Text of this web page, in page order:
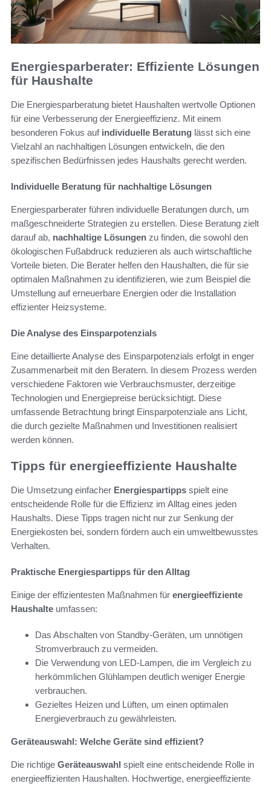
Energiesparberater: Effiziente Lösungen
für Haushalte
Die Energiesparberatung bietet Haushalten wertvolle Optionen
für eine Verbesserung der Energieeffizienz. Mit einem
besonderen Fokus auf individuelle Beratung lässt sich eine
Vielzahl an nachhaltigen Lösungen entwickeln, die den
spezifischen Bedürfnissen jedes Haushalts gerecht werden.
Individuelle Beratung für nachhaltige Lösungen
Energiesparberater führen individuelle Beratungen durch, um
maßgeschneiderte Strategien zu erstellen. Diese Beratung zielt
darauf ab, nachhaltige Lösungen zu finden, die sowohl den
ökologischen Fußabdruck reduzieren als auch wirtschaftliche
Vorteile bieten. Die Berater helfen den Haushalten, die für sie
optimalen Maßnahmen zu identifizieren, wie zum Beispiel die
Umstellung auf erneuerbare Energien oder die Installation
effizienter Heizsysteme.
Die Analyse des Einsparpotenzials
Eine detaillierte Analyse des Einsparpotenzials erfolgt in enger
Zusammenarbeit mit den Beratern. In diesem Prozess werden
verschiedene Faktoren wie Verbrauchsmuster, derzeitige
Technologien und Energiepreise berücksichtigt. Diese
umfassende Betrachtung bringt Einsparpotenziale ans Licht,
die durch gezielte Maßnahmen und Investitionen realisiert
werden können.
Tipps für energieeffiziente Haushalte
Die Umsetzung einfacher Energiespartipps spielt eine
entscheidende Rolle für die Effizienz im Alltag eines jeden
Haushalts. Diese Tipps tragen nicht nur zur Senkung der
Energiekosten bei, sondern fördern auch ein umweltbewusstes
Verhalten.
Praktische Energiespartipps für den Alltag
Einige der effizientesten Maßnahmen für energieeffiziente
Haushalte umfassen:
Das Abschalten von Standby-Geräten, um unnötigen
Stromverbrauch zu vermeiden.
Die Verwendung von LED-Lampen, die im Vergleich zu
herkömmlichen Glühlampen deutlich weniger Energie
verbrauchen.
Gezieltes Heizen und Lüften, um einen optimalen
Energieverbrauch zu gewährleisten.
Geräteauswahl: Welche Geräte sind effizient?
Die richtige Geräteauswahl spielt eine entscheidende Rolle in
energieeffizienten Haushalten. Hochwertige, energieeffiziente